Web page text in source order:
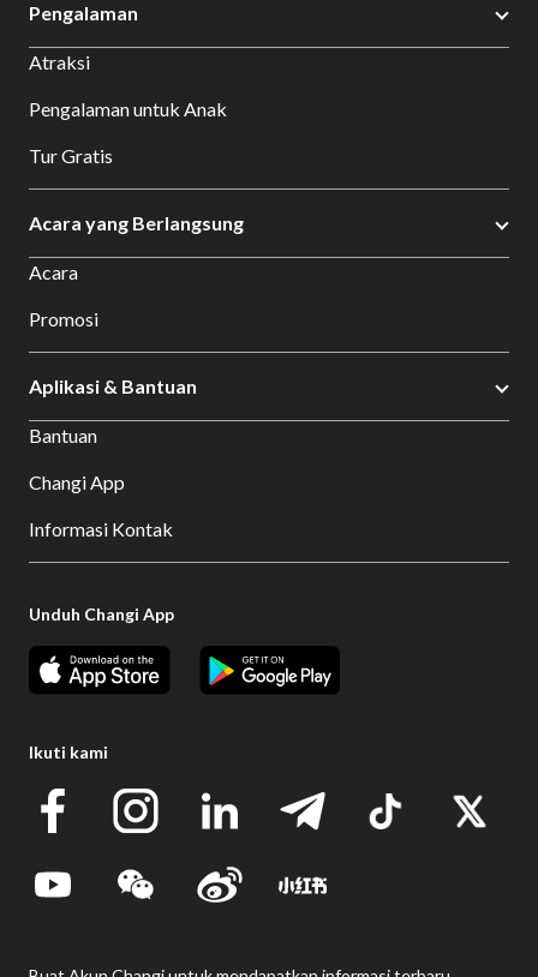
Pengalaman
Atraksi
Pengalaman untuk Anak
Tur Gratis
Acara yang Berlangsung
Acara
Promosi
Aplikasi & Bantuan
Bantuan
Changi App
Informasi Kontak
Unduh Changi App
Ikuti kami